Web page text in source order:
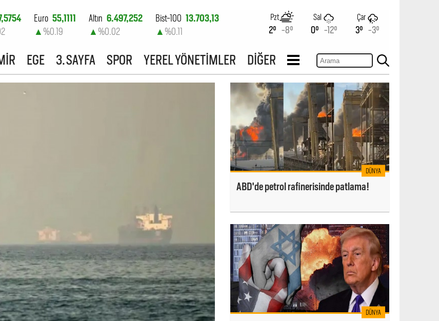
Euro 55,1111
▲ %0.19
Altın 6.497,252
▲ %0.02
Bist-100 13.703,13
▲ %0.11
Pzt
2° -8°
Sal
0° -12°
Çar
3° -3°
EGE 3. SAYFA SPOR YEREL YÖNETİMLER DİĞER
DÜNYA
ABD'de petrol rafinerisinde patlama!
DÜNYA